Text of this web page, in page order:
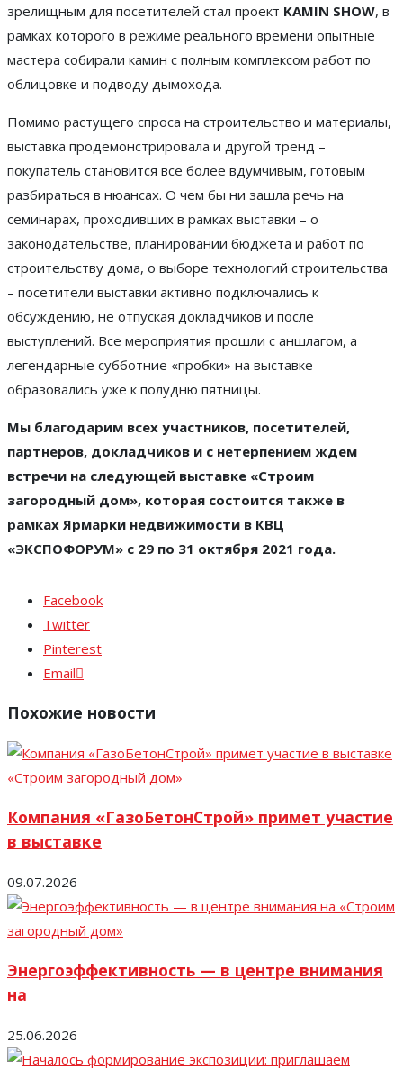
зрелищным для посетителей стал проект KAMIN SHOW, в
рамках которого в режиме реального времени опытные
мастера собирали камин с полным комплексом работ по
облицовке и подводу дымохода.
Помимо растущего спроса на строительство и материалы,
выставка продемонстрировала и другой тренд –
покупатель становится все более вдумчивым, готовым
разбираться в нюансах. О чем бы ни зашла речь на
семинарах, проходивших в рамках выставки – о
законодательстве, планировании бюджета и работ по
строительству дома, о выборе технологий строительства
– посетители выставки активно подключались к
обсуждению, не отпуская докладчиков и после
выступлений. Все мероприятия прошли с аншлагом, а
легендарные субботние «пробки» на выставке
образовались уже к полудню пятницы.
Мы благодарим всех участников, посетителей,
партнеров, докладчиков и с нетерпением ждем
встречи на следующей выставке «Строим
загородный дом», которая состоится также в
рамках Ярмарки недвижимости в КВЦ
«ЭКСПОФОРУМ» с 29 по 31 октября 2021 года.
Facebook
Twitter
Pinterest
Email
Похожие новости
Компания «ГазоБетонСтрой» примет участие
в выставке
09.07.2026
Энергоэффективность — в центре внимания
на
25.06.2026